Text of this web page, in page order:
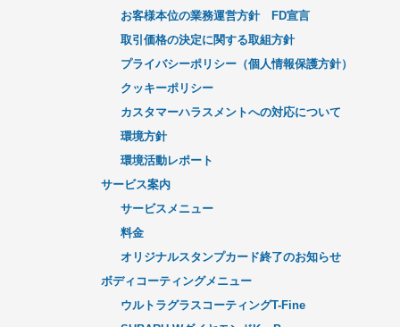
お客様本位の業務運営方針 FD宣言
取引価格の決定に関する取組方針
プライバシーポリシー（個人情報保護方針）
クッキーポリシー
カスタマーハラスメントへの対応について
環境方針
環境活動レポート
サービス案内
サービスメニュー
料金
オリジナルスタンプカード終了のお知らせ
ボディコーティングメニュー
ウルトラグラスコーティングT-Fine